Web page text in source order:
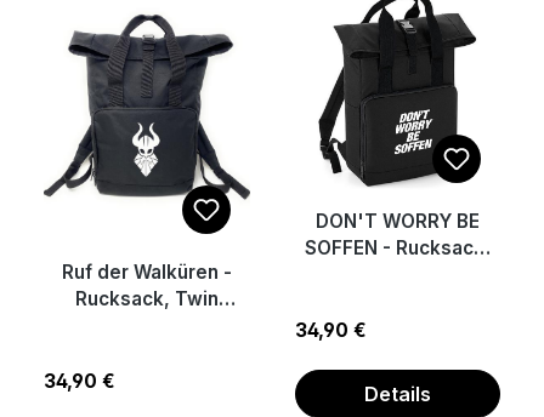
Ruf der Walküren -
Rucksack, Twin
Regulärer Preis:
34,90 €
DON'T WORRY BE
SOFFEN - Rucksack,
Regulärer Preis:
34,90 €
Details